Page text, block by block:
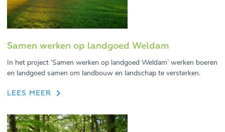
Samen werken op landgoed Weldam
In het project ‘Samen werken op landgoed Weldam’ werken boeren
en landgoed samen om landbouw en landschap te versterken.
LEES MEER